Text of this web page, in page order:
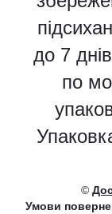
до 7
по
©
Умови